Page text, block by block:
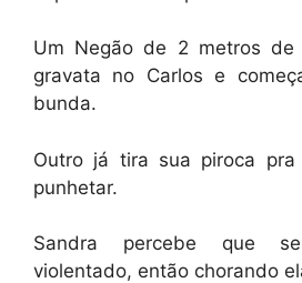
Um Negão de 2 metros
gravata no Carlos e
bunda.
Outro já tira sua piroca
punhetar.
Sandra percebe que
violentado, então chorando